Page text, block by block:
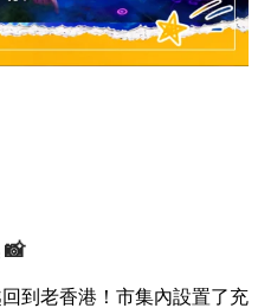
📸
到老香港！市集內設置了充